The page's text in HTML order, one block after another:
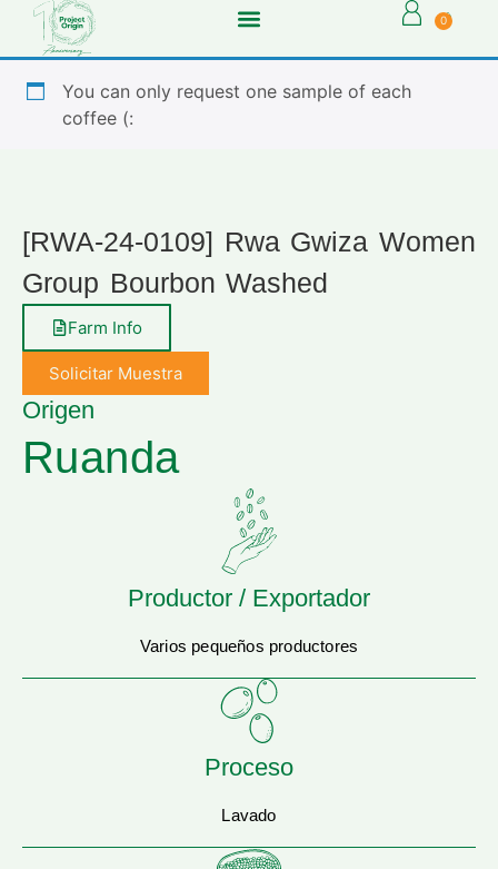
0
You can only request one sample of each
coffee (:
[RWA-24-0109] Rwa Gwiza Women
Group Bourbon Washed
Farm Info
Solicitar Muestra
Origen
Ruanda
Productor / Exportador
Varios pequeños productores
Proceso
Lavado